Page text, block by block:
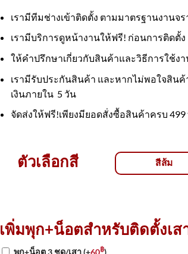
เรามีทีมช่างเข้าติดตั้ง ตามมาตรฐานงานจ
เรามีบริการดูหน้างานให้ฟรี! ก่อนการติดตั้ง
ให้คำปรึกษาเกี่ยวกับสินค้าและวิธีการใช้ง
เรามีรับประกันสินค้า และหากไม่พอใจสิน
เงินภายใน 5 วัน
จัดส่งให้ฟรี!เพียงมียอดสั่งซื้อสินค้าครบ
ตัวเลือกสี สีส้ม
เพิ่มพุก+น็อตสำหรับติดตั้งเส
฿